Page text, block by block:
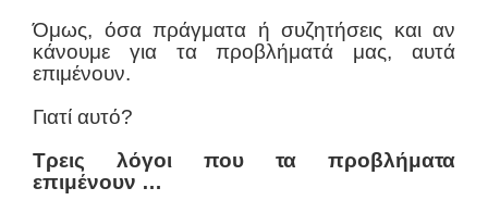
Όμως, όσα πράγματα ή συζητήσεις και αν
κάνουμε για τα προβλήματά μας, αυτά
επιμένουν.
Γιατί αυτό?
Τρεις λόγοι που τα προβλήματα
επιμένουν …